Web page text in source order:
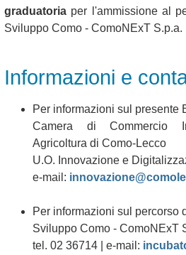
graduatoria per l'ammissione al
Sviluppo Como - ComoNExT S.p.a.
Informazioni e
Per informazioni sul presente
Camera di Commercio
Agricoltura di Como-Lecco
U.O. Innovazione e
e-mail:
Per informazioni sul percorso
Sviluppo Como - ComoNExT
tel. 02 36714 | e-mail: